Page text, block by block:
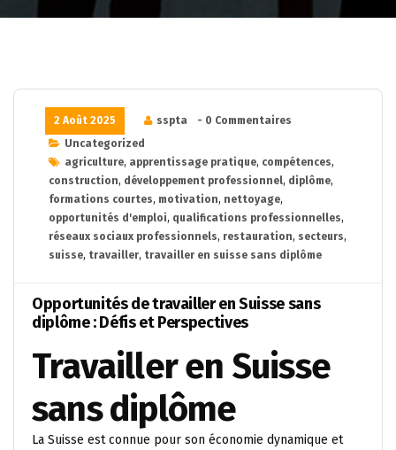
2 Août 2025 sspta
- 0 Commentaires
Uncategorized
agriculture, apprentissage pratique, compétences,
construction, développement professionnel, diplôme,
formations courtes, motivation, nettoyage,
opportunités d'emploi, qualifications professionnelles,
réseaux sociaux professionnels, restauration, secteurs,
suisse, travailler, travailler en suisse sans diplôme
Opportunités de travailler en Suisse sans
diplôme : Défis et Perspectives
Travailler en Suisse
sans diplôme
La Suisse est connue pour son économie dynamique et